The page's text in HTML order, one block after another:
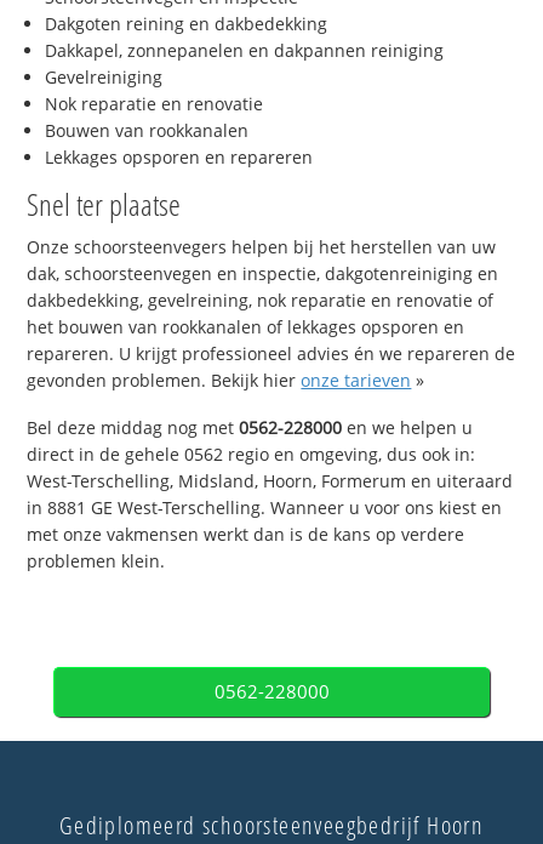
Dakgoten reining en dakbedekking
Dakkapel, zonnepanelen en dakpannen reiniging
Gevelreiniging
Nok reparatie en renovatie
Bouwen van rookkanalen
Lekkages opsporen en repareren
Snel ter plaatse
Onze schoorsteenvegers helpen bij het herstellen van uw
dak, schoorsteenvegen en inspectie, dakgotenreiniging en
dakbedekking, gevelreining, nok reparatie en renovatie of
het bouwen van rookkanalen of lekkages opsporen en
repareren. U krijgt professioneel advies én we repareren de
gevonden problemen. Bekijk hieronze tarieven »
Bel deze middag nog met0562-228000 en we helpen u
direct in de gehele 0562 regio en omgeving, dus ook in:
West-Terschelling, Midsland, Hoorn, Formerum en uiteraard
in 8881 GE West-Terschelling. Wanneer u voor ons kiest en
met onze vakmensen werkt dan is de kans op verdere
problemen klein.
0562-228000
Gediplomeerd schoorsteenveegbedrijf Hoorn